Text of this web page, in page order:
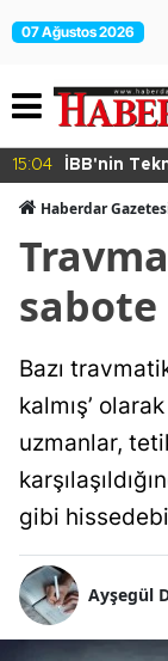
07 Ağustos 2026
15:04 İBB'nin
Haberdar
Bazı
kalmış’
uzmanlar,
gibi
Ayşegül